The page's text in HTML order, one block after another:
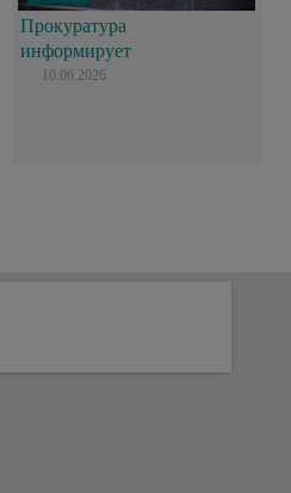
Прокуратура
информирует
10.06.2026